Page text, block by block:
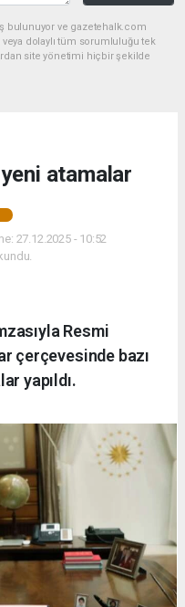
bulunuyor ve gazetehalk.com
dolaylı tüm sorumluluğu tek
site yönetimi hiçbir şekilde
atamalar
27.12.2025 - 10:52
Resmi
çerçevesinde bazı
yapıldı.